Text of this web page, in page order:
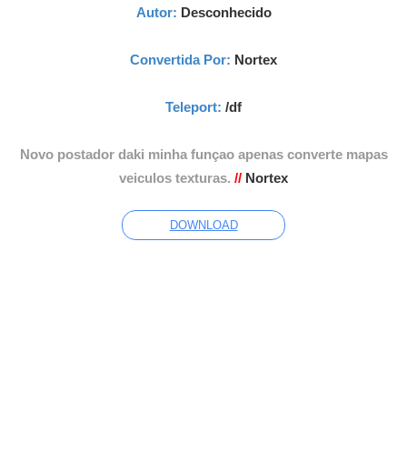
Autor: Desconhecido
Convertida Por: Nortex
Teleport: /df
Novo postador daki minha funçao apenas converte mapas
veiculos texturas. // Nortex
DOWNLOAD